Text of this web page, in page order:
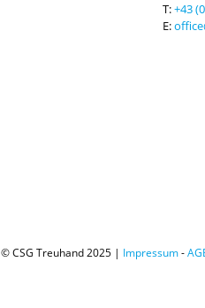
T:+43
E:
© CSG Treuhand 2025 | Impressum-